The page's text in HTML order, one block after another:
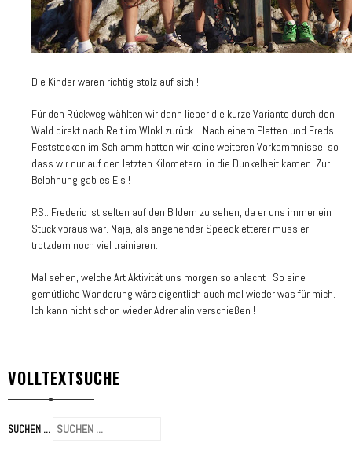
Die Kinder waren richtig stolz auf sich !
Für den Rückweg wählten wir dann lieber die kurze Variante durch den
Wald direkt nach Reit im WInkl zurück....Nach einem Platten und Freds
Feststecken im Schlamm hatten wir keine weiteren Vorkommnisse, so
dass wir nur auf den letzten Kilometern in die Dunkelheit kamen. Zur
Belohnung gab es Eis !
P.S.: Frederic ist selten auf den Bildern zu sehen, da er uns immer ein
Stück voraus war. Naja, als angehender Speedkletterer muss er
trotzdem noch viel trainieren.
Mal sehen, welche Art Aktivität uns morgen so anlacht ! So eine
gemütliche Wanderung wäre eigentlich auch mal wieder was für mich.
Ich kann nicht schon wieder Adrenalin verschießen !
VOLLTEXTSUCHE
SUCHEN ...